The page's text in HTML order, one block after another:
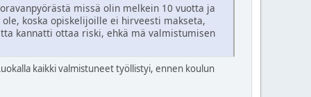
missä olin melkein 10 vuotta ja
koska opiskelijoille ei hirveesti makseta,
kannatti ottaa riski, ehkä mä valmistumisen
kaikki valmistuneet työllistyi, ennen koulun